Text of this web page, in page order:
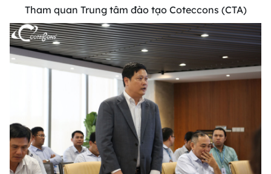
Tham quan Trung tâm đào tạo Coteccons (CTA)